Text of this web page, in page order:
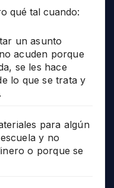
qué tal cuando:
un asunto
acuden porque
se les hace
lo que se trata y
para algún
y no
o porque se